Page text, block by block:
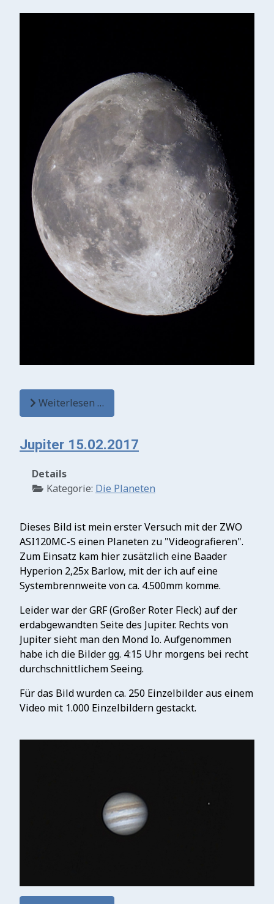
Weiterlesen …
Jupiter 15.02.2017
Details
Kategorie: Die Planeten
Dieses Bild ist mein erster Versuch mit der ZWO
ASI120MC-S einen Planeten zu "Videografieren".
Zum Einsatz kam hier zusätzlich eine Baader
Hyperion 2,25x Barlow, mit der ich auf eine
Systembrennweite von ca. 4.500mm komme.
Leider war der GRF (Großer Roter Fleck) auf der
erdabgewandten Seite des Jupiter. Rechts von
Jupiter sieht man den Mond Io. Aufgenommen
habe ich die Bilder gg. 4:15 Uhr morgens bei recht
durchschnittlichem Seeing.
Für das Bild wurden ca. 250 Einzelbilder aus einem
Video mit 1.000 Einzelbildern gestackt.